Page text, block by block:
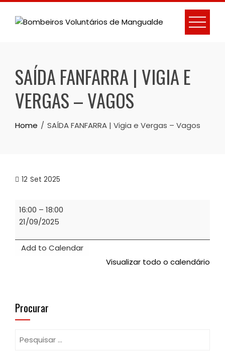
Skip
SAÍDA FANFARRA | VIGIA E
VERGAS – VAGOS
Home SAÍDA FANFARRA | Vigia e Vergas – Vagos
12 Set 2025
SAÍDA
FANFARRA
Vigia
16:00 – 18:00
21/09/2025
Add to Calendar
Visualizar todo o calendário
Procurar
Pesquisar